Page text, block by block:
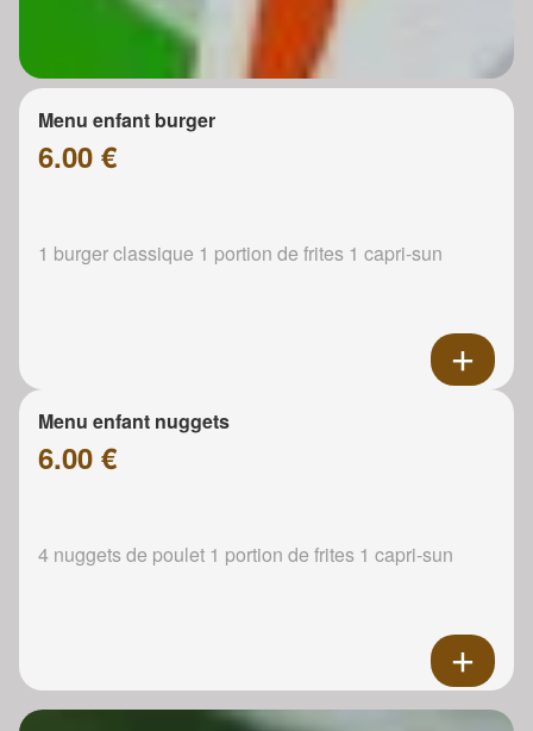
Menu enfant burger
6.00 €
1 burger classique 1 portion de frites 1 capri-sun
Menu enfant nuggets
6.00 €
4 nuggets de poulet 1 portion de frites 1 capri-sun